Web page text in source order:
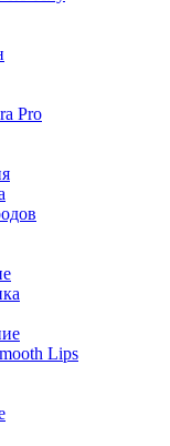
Pro
Lips